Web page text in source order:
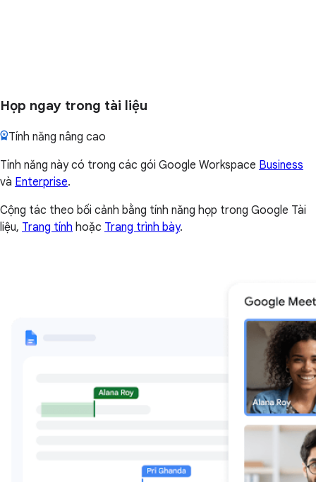
Họp ngay trong tài liệu
Tính năng nâng cao
Tính năng này có trong các gói Google Workspace Business
và Enterprise.
Cộng tác theo bối cảnh bằng tính năng họp trong Google Tài
liệu, Trang tính hoặc Trang trình bày.